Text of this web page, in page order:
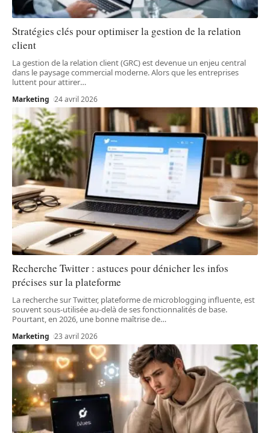
Stratégies clés pour optimiser la gestion de la relation
client
La gestion de la relation client (GRC) est devenue un enjeu central
dans le paysage commercial moderne. Alors que les entreprises
luttent pour attirer…
Marketing 24 avril 2026
Recherche Twitter : astuces pour dénicher les infos
précises sur la plateforme
La recherche sur Twitter, plateforme de microblogging influente, est
souvent sous-utilisée au-delà de ses fonctionnalités de base.
Pourtant, en 2026, une bonne maîtrise de…
Marketing 23 avril 2026